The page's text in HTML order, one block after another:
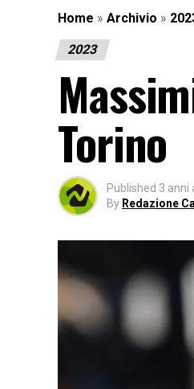
Home » Archivio »
2023
Torino
Published 3 anni
By Redazione